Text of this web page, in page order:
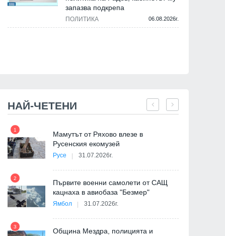
запазва подкрепа
ПОЛИТИКА 06.08.2026г.
НАЙ-ЧЕТЕНИ
1
Мамутът от Ряхово влезе в
Русенския екомузей
Русе 31.07.2026г.
2
Първите военни самолети от САЩ
кацнаха в авиобаза "Безмер"
Ямбол 31.07.2026г.
3
Община Мездра, полицията и